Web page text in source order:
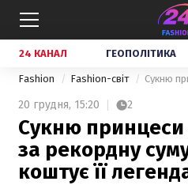
24 КАНАЛ ГЕОПОЛІТИКА
Fashion Fashion-світ
20 грудня, 15:20 2
Сукню принцеси
за рекордну
коштує її